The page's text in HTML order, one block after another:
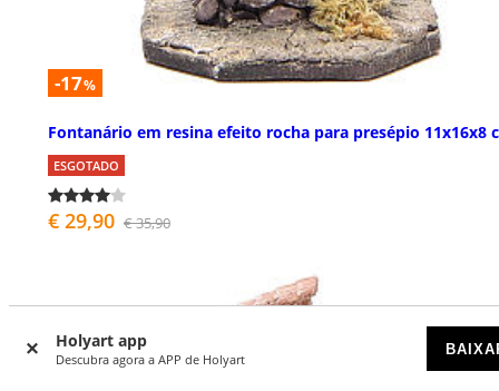
Holyart app
Descubra agora a APP de Holyart
-17%
Fontanário em resina efeito rocha para presépio 11x16x8
ESGOTADO
€ 29,90 € 35,90